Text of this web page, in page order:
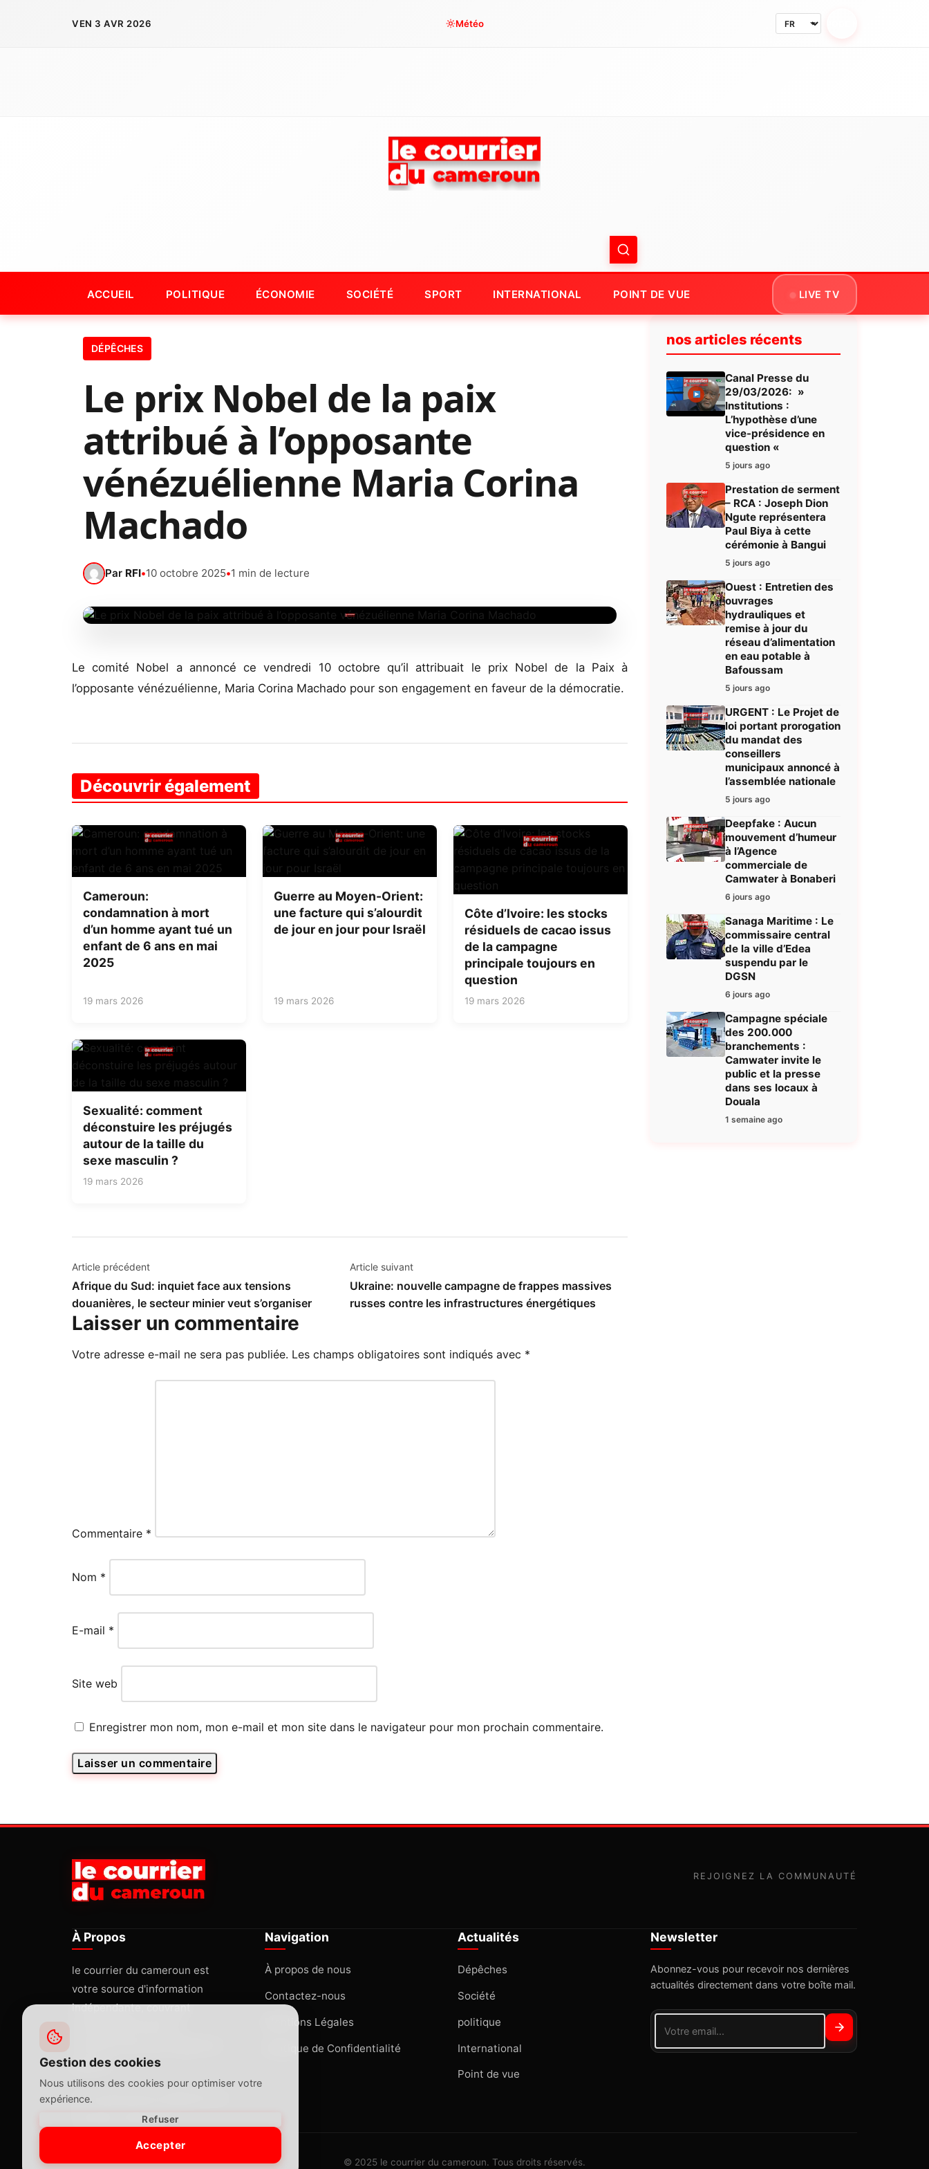
VEN 3 AVR 2026 Météo
ACCUEIL POLITIQUE ÉCONOMIE SOCIÉTÉ SPORT INTERNATIONAL POINT DE VUE LIVE TV
DÉPÊCHES
Le prix Nobel de la paix
attribué à l’opposante
vénézuélienne Maria Corina
Machado
Par RFI•10 octobre 2025•1 min de lecture
Le comité Nobel a annoncé ce vendredi 10 octobre qu’il attribuait le prix Nobel de la Paix à
l’opposante vénézuélienne, Maria Corina Machado pour son engagement en faveur de la démocratie.
Découvrir également
Cameroun:
condamnation à mort
d’un homme ayant tué un
enfant de 6 ans en mai
2025
19 mars 2026
Guerre au Moyen-Orient:
une facture qui s’alourdit
de jour en jour pour Israël
19 mars 2026
Côte d’Ivoire: les stocks
résiduels de cacao issus
de la campagne
principale toujours en
question
19 mars 2026
Sexualité: comment
déconstuire les préjugés
autour de la taille du
sexe masculin ?
19 mars 2026
Navigation
de
l’article
Article précédent
Afrique du Sud: inquiet face aux tensions
douanières, le secteur minier veut s’organiser
Article suivant
Ukraine: nouvelle campagne de frappes massives
russes contre les infrastructures énergétiques
Laisser un commentaire
Votre adresse e-mail ne sera pas publiée. Les champs obligatoires sont indiqués avec *
Commentaire *
Nom *
E-mail *
Site web
Enregistrer mon nom, mon e-mail et mon site dans le navigateur pour mon prochain commentaire.
nos articles récents
Canal Presse du
29/03/2026: »
Institutions :
L’hypothèse d’une
vice-présidence en
question «
5 jours ago
Prestation de serment
– RCA : Joseph Dion
Ngute représentera
Paul Biya à cette
cérémonie à Bangui
5 jours ago
Ouest : Entretien des
ouvrages
hydrauliques et
remise à jour du
réseau d’alimentation
en eau potable à
Bafoussam
5 jours ago
URGENT : Le Projet de
loi portant prorogation
du mandat des
conseillers
municipaux annoncé à
l’assemblée nationale
5 jours ago
Deepfake : Aucun
mouvement d’humeur
à l’Agence
commerciale de
Camwater à Bonaberi
6 jours ago
Sanaga Maritime : Le
commissaire central
de la ville d’Edea
suspendu par le
DGSN
6 jours ago
Campagne spéciale
des 200.000
branchements :
Camwater invite le
public et la presse
dans ses locaux à
Douala
1 semaine ago
REJOIGNEZ LA COMMUNAUTÉ
À Propos
le courrier du cameroun est
votre source d'information
indépendante, couvrant
passion.
lecourrierducameroun@gmail.com
Yaoundé, Cameroun
Navigation
À propos de nous
Contactez-nous
Mentions Légales
Politique de Confidentialité
Actualités
Dépêches
Société
politique
International
Point de vue
Newsletter
Abonnez-vous pour recevoir nos dernières
actualités directement dans votre boîte mail.
© 2025 le courrier du cameroun. Tous droits réservés.
Gestion des cookies
Nous utilisons des cookies pour optimiser votre
expérience.
Refuser
Accepter